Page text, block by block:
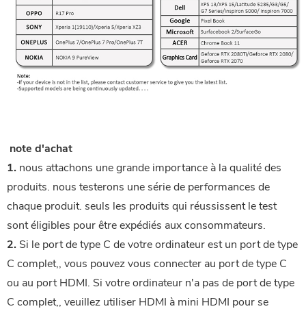
note d'achat
1. nous attachons une grande importance à la qualité des
produits. nous testerons une série de performances de
chaque produit. seuls les produits qui réussissent le test
sont éligibles pour être expédiés aux consommateurs.
2. Si le port de type C de votre ordinateur est un port de type
C complet,, vous pouvez vous connecter au port de type C
ou au port HDMI. Si votre ordinateur n'a pas de port de type
C complet,, veuillez utiliser HDMI à mini HDMI pour se